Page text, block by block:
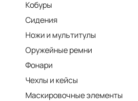
Кобуры
Сидения
Ножи и мультитулы
Оружейные ремни
Фонари
Чехлы и кейсы
Маскировочные элементы